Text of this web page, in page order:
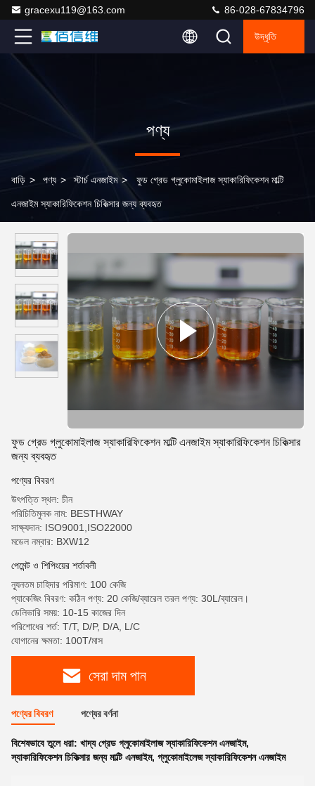
gracexu119@163.com 86-028-67834796
উদ্ধৃতি
পণ্য
বাড়ি > পণ্য > স্টার্চ এনজাইম > ফুড গ্রেড গ্লুকোমাইলাজ স্যাকারিফিকেশন মাল্টি
এনজাইম স্যাকারিফিকেশন চিকিত্সার জন্য ব্যবহৃত
ফুড গ্রেড গ্লুকোমাইলাজ স্যাকারিফিকেশন মাল্টি এনজাইম স্যাকারিফিকেশন চিকিত্সার
জন্য ব্যবহৃত
পণ্যের বিবরণ
উৎপত্তি স্থল: চীন
পরিচিতিমুলক নাম: BESTHWAY
সাক্ষ্যদান: ISO9001,ISO22000
মডেল নম্বার: BXW12
পেমেন্ট ও শিপিংয়ের শর্তাবলী
ন্যূনতম চাহিদার পরিমাণ: 100 কেজি
প্যাকেজিং বিবরণ: কঠিন পণ্য: 20 কেজি/ব্যারেল তরল পণ্য: 30L/ব্যারেল।
ডেলিভারি সময়: 10-15 কাজের দিন
পরিশোধের শর্ত: T/T, D/P, D/A, L/C
যোগানের ক্ষমতা: 100T/মাস
সেরা দাম পান
পণ্যের বিবরণ পণ্যের বর্ণনা
বিশেষভাবে তুলে ধরা: খাদ্য গ্রেড গ্লুকোমাইলাজ স্যাকারিফিকেশন এনজাইম,
স্যাকারিফিকেশন চিকিত্সার জন্য মাল্টি এনজাইম, গ্লুকোমাইলেজ স্যাকারিফিকেশন এনজাইম